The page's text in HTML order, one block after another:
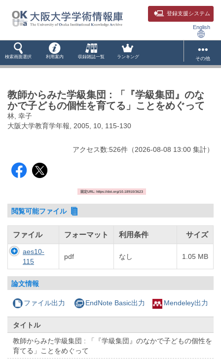
登録支援システム
English
検索画面選択 利用案内 収録雑誌一覧 ランキング その他
教師からみた学級集団 : 「『学級集団』のな
かで子どもの個性を育てる」ことをめぐって
林, 幸子
大阪大学教育学年報, 2005, 10, 115-130
アクセス数:526件 （2026-08-08 13:00 集計）
固定URL: https://doi.org/10.18910/3623
閲覧可能ファイル
ファイル フォーマット 利用条件 サイズ
aes10-
115
pdf なし 1.05 MB
論文情報
ファイル出力 EndNote Basic出力 Mendeley出力
タイトル
教師からみた学級集団 : 「『学級集団』のなかで子どもの個性を
育てる」ことをめぐって